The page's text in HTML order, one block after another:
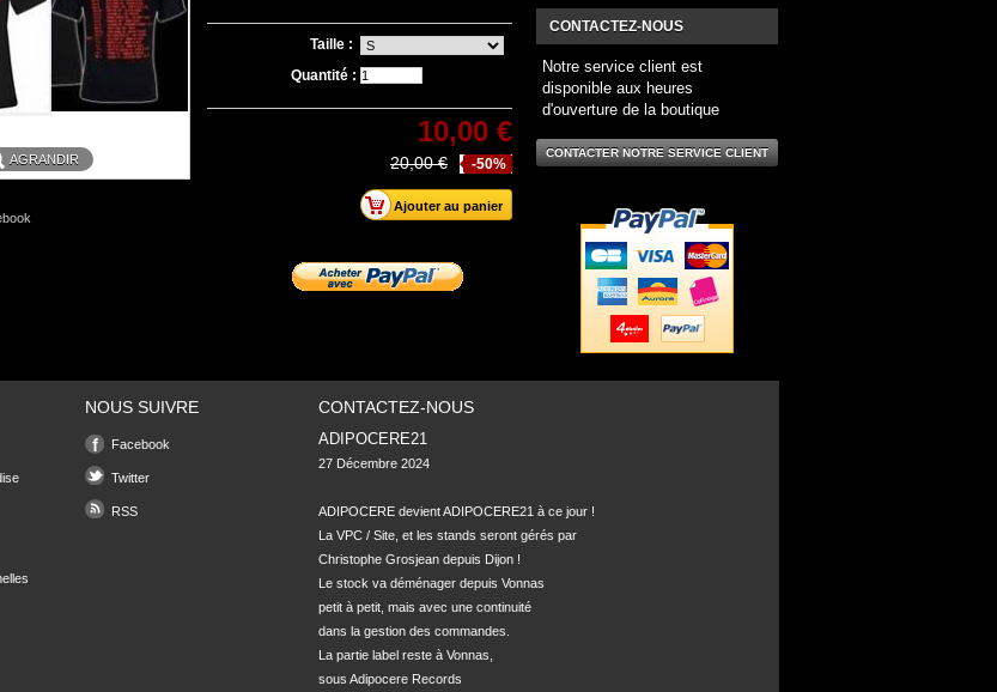
AGRANDIR
Taille :
Quantité :
10,00 €
-50%
20,00 €
CONTACTEZ-NOUS
Notre service client est
disponible aux heures
d'ouverture de la boutique
CONTACTER NOTRE SERVICE CLIENT
NOUS SUIVRE
Facebook
Twitter
RSS
CONTACTEZ-NOUS
ADIPOCERE21
27 Décembre 2024
ADIPOCERE devient ADIPOCERE21 à ce jour !
La VPC / Site, et les stands seront gérés par
Christophe Grosjean depuis Dijon !
Le stock va déménager depuis Vonnas
petit à petit, mais avec une continuité
dans la gestion des commandes.
La partie label reste à Vonnas,
sous Adipocere Records